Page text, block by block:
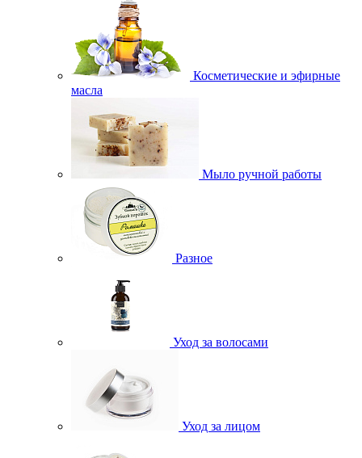
Косметические и эфирные
масла
Мыло ручной работы
Разное
Уход за волосами
Уход за лицом